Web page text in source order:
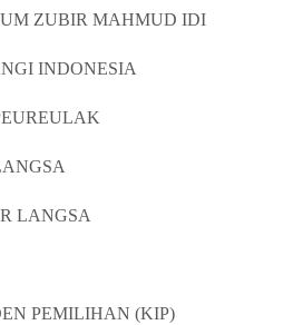
ZUBIR MAHMUD IDI
INDONESIA
LANGSA
PEMILIHAN (KIP)